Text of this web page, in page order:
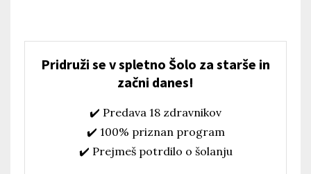
Pridruži se v spletno Šolo za starše in
začni danes!
✔️ Predava 18 zdravnikov
✔️ 100% priznan program
✔️ Prejmeš potrdilo o šolanju